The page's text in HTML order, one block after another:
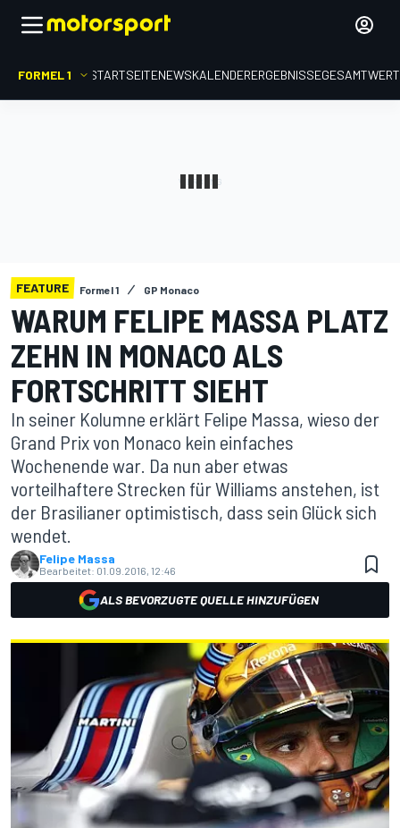
FORMEL 1 STARTSEITENEWSKALENDERERGEBNISSE
FEATURE Formel 1 GP Monaco
WARUM FELIPE MASSA PLATZ
ZEHN IN MONACO ALS
FORTSCHRITT SIEHT
In seiner Kolumne erklärt Felipe Massa, wieso der
Grand Prix von Monaco kein einfaches
Wochenende war. Da nun aber etwas
vorteilhaftere Strecken für Williams anstehen, ist
der Brasilianer optimistisch, dass sein Glück sich
wendet.
Felipe Massa
Bearbeitet: 01.09.2016, 12:46
ALS BEVORZUGTE QUELLE HINZUFÜGEN